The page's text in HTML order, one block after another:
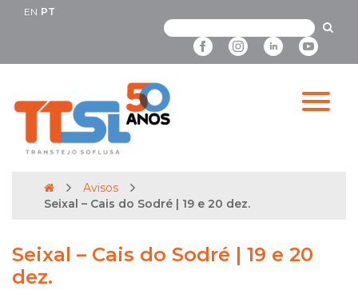
EN PT
Avisos
Seixal – Cais do Sodré | 19 e 20 dez.
Seixal – Cais do Sodré | 19 e 20
dez.